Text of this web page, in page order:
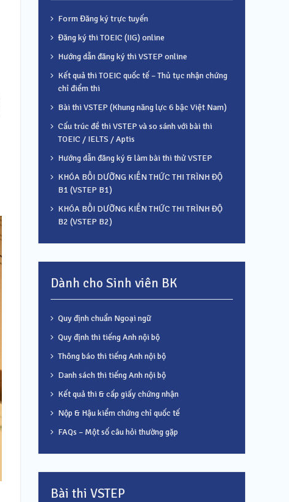
Form Đăng ký trực tuyến
Đăng ký thi TOEIC (IIG) online
Hướng dẫn đăng ký thi VSTEP online
Kết quả thi TOEIC quốc tế – Thủ tục nhận chứng
chỉ điểm thi
Bài thi VSTEP (Khung năng lực 6 bậc Việt Nam)
Cấu trúc đề thi VSTEP và so sánh với bài thi
TOEIC / IELTS / Aptis
Hướng dẫn đăng ký & làm bài thi thử VSTEP
KHÓA BỒI DƯỠNG KIẾN THỨC THI TRÌNH ĐỘ
B1 (VSTEP B1)
KHÓA BỒI DƯỠNG KIẾN THỨC THI TRÌNH ĐỘ
B2 (VSTEP B2)
Dành cho Sinh viên BK
Quy định chuẩn Ngoại ngữ
Quy định thi tiếng Anh nội bộ
Thông báo thi tiếng Anh nội bộ
Danh sách thi tiếng Anh nội bộ
Kết quả thi & cấp giấy chứng nhận
Nộp & Hậu kiểm chứng chỉ quốc tế
FAQs – Một số câu hỏi thường gặp
Bài thi VSTEP